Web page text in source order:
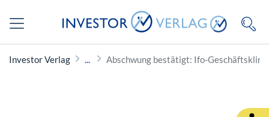
Investor Verlag Abschwung bestätigt: Ifo-